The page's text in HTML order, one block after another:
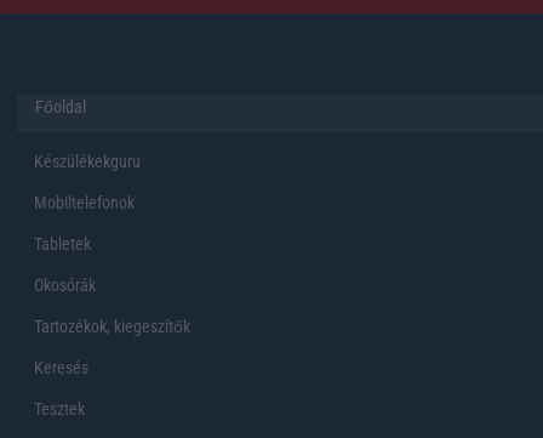
Főoldal
Készülékekguru
Mobiltelefonok
Tabletek
Okosórák
Tartozékok, kiegeszítők
Keresés
Tesztek